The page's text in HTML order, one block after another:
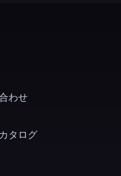
わせ
タログ